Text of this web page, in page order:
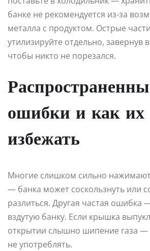
банке не рекомендуется из-за
металла с продуктом. Острые
утилизируйте отдельно, завернув
чтобы никто не порезался.
ошибки и как их
избежать
Многие слишком сильно
— банка может соскользнуть или
разлиться. Другая частая ошибка
вздутую банку. Если крышка
открытии слышно шипение газа —
не употреблять.